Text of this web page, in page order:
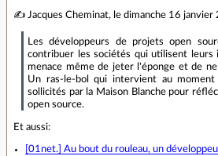
✍ Jacques Cheminat, le dimanche 16 janvier
Les développeurs de projets open
contribuer les sociétés qui utilisent leurs
menace même de jeter l'éponge et de
Un ras-le-bol qui intervient au
sollicités par la Maison Blanche pour
open source.
Et aussi:
[01net.] Au bout du rouleau, un